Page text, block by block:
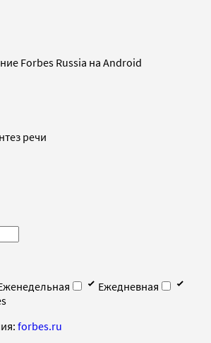
Forbes Russia на Android
речи
Ежедневная
forbes.ru